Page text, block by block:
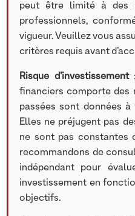
La société
Aubay est une Entreprise de
Aubay est présent chez les
secteurs Banque (41% du
Paribas, Crédit Agricole) ,
Industrie, Energie ou
société compte 4 900
(France, Belgique,
peut être limité à des
professionnels,
vigueur. Veuillez vous
critères requis avant
Risque d’investissement:
financiers comporte des
passées sont données
Elles ne préjugent pas
ne sont pas constantes
recommandons de
indépendant pour
investissement en
objectifs.